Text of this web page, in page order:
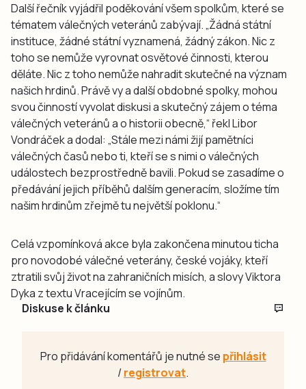
Další řečník vyjádřil poděkování všem spolkům, které se
tématem válečných veteránů zabývají. „Žádná státní
instituce, žádné státní vyznamená, žádný zákon. Nic z
toho se nemůže vyrovnat osvětové činnosti, kterou
děláte. Nic z toho nemůže nahradit skutečné na význam
našich hrdinů. Právě vy a další obdobné spolky, mohou
svou činností vyvolat diskusi a skutečný zájem o téma
válečných veteránů a o historii obecně,“ řekl Libor
Vondráček a dodal: „Stále mezi námi žijí pamětníci
válečných časů nebo ti, kteří se s nimi o válečných
událostech bezprostředně bavili. Pokud se zasadíme o
předávání jejich příběhů dalším generacím, složíme tím
našim hrdinům zřejmě tu největší poklonu.“
Celá vzpomínková akce byla zakončena minutou ticha
pro novodobé válečné veterány, české vojáky, kteří
ztratili svůj život na zahraničních misích, a slovy Viktora
Dyka z textu Vracejícím se vojínům.
Diskuse k článku
Pro přidávání komentářů je nutné se přihlásit
/registrovat.